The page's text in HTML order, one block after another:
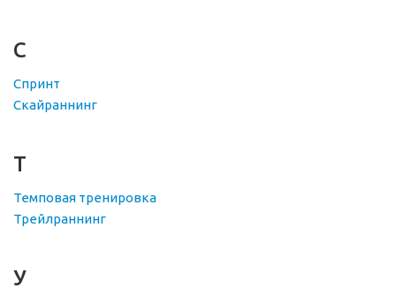
С
Спринт
Скайраннинг
Т
Темповая тренировка
Трейлраннинг
У